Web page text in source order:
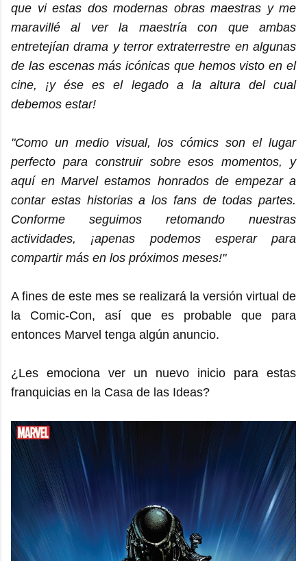
que vi estas dos modernas obras maestras y me
maravillé al ver la maestría con que ambas
entretejían drama y terror extraterrestre en algunas
de las escenas más icónicas que hemos visto en el
cine, ¡y ése es el legado a la altura del cual
debemos estar!
"Como un medio visual, los cómics son el lugar
perfecto para construir sobre esos momentos, y
aquí en Marvel estamos honrados de empezar a
contar estas historias a los fans de todas partes.
Conforme seguimos retomando nuestras
actividades, ¡apenas podemos esperar para
compartir más en los próximos meses!"
A fines de este mes se realizará la versión virtual de
la Comic-Con, así que es probable que para
entonces Marvel tenga algún anuncio.
¿Les emociona ver un nuevo inicio para estas
franquicias en la Casa de las Ideas?